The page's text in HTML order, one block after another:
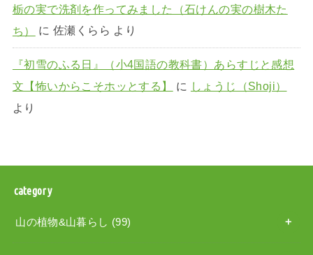
栃の実で洗剤を作ってみました（石けんの実の樹木た
ち）
に 佐瀬くらら より
『初雪のふる日』（小4国語の教科書）あらすじと感想
文【怖いからこそホッとする】
に しょうじ（Shoji）
より
category
山の植物&山暮らし (99)